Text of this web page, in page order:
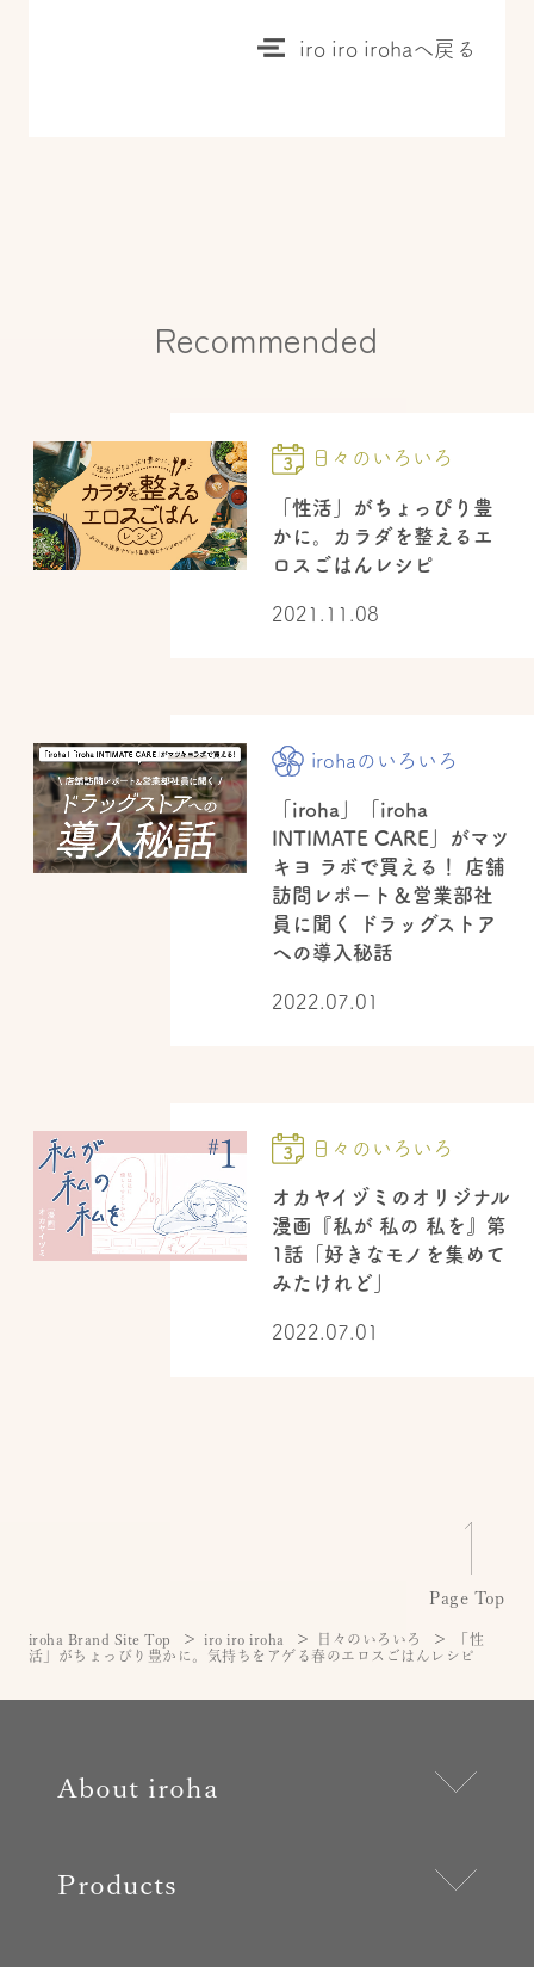
iro iro irohaへ戻る
Recommended
日々のいろいろ
「性活」がちょっぴり豊
かに。カラダを整えるエ
ロスごはんレシピ
2021.11.08
irohaのいろいろ
「iroha」「iroha
INTIMATE CARE」がマツ
キヨ ラボで買える！ 店舗
訪問レポート＆営業部社
員に聞く ドラッグストア
への導入秘話
2022.07.01
日々のいろいろ
オカヤイヅミのオリジナル
漫画『私が 私の 私を』第
1話「好きなモノを集めて
みたけれど」
2022.07.01
Page Top
iroha Brand Site Top iro iro iroha 日々のいろいろ
「性
活」がちょっぴり豊かに。気持ちをアゲる春のエロスごはんレシピ
About iroha
Products